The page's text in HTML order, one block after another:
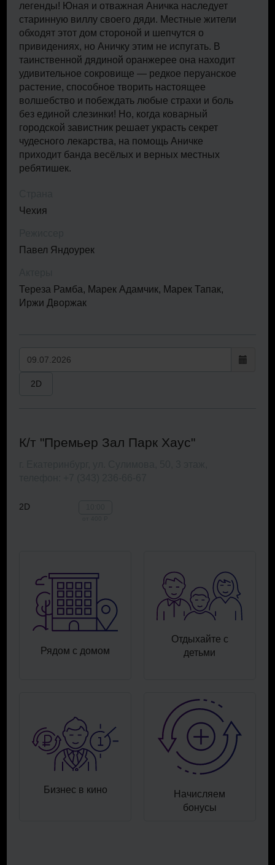
легенды! Юная и отважная Аничка наследует
старинную виллу своего дяди. Местные жители
обходят этот дом стороной и шепчутся о
привидениях, но Аничку этим не испугать. В
таинственной дядиной оранжерее она находит
удивительное сокровище — редкое перуанское
растение, способное творить настоящее
волшебство и побеждать любые страхи и боль
без единой слезинки! Но, когда коварный
городской завистник решает украсть секрет
чудесного лекарства, на помощь Аничке
приходит банда весёлых и верных местных
ребятишек.
Чехия
Павел Яндоурек
Тереза Рамба, Марек Адамчик, Марек Тапак,
Иржи Дворжак
2D
К/т "Премьер Зал Парк Хаус"
2D
Рядом с домом
Отдыхайте с
детьми
Бизнес в кино
Начисляем
бонусы